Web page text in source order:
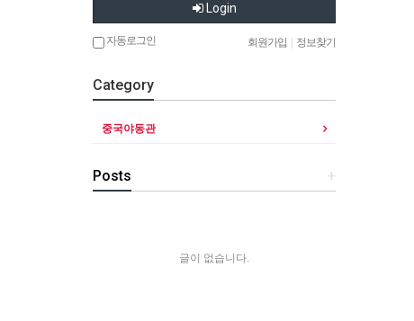
Login
자동로그인 회원가입 정보찾기
Category
중국야동관
+
Posts
글이 없습니다.